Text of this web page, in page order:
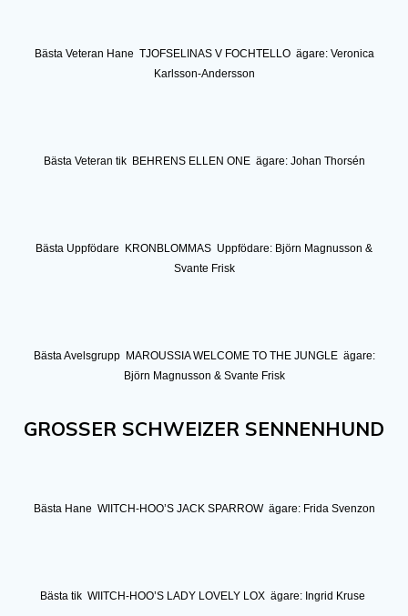
Bästa Veteran Hane TJOFSELINAS V FOCHTELLO ägare: Veronica
Karlsson-Andersson
Bästa Veteran tik BEHRENS ELLEN ONE ägare: Johan Thorsén
Bästa Uppfödare KRONBLOMMAS Uppfödare: Björn Magnusson &
Svante Frisk
Bästa Avelsgrupp MAROUSSIA WELCOME TO THE JUNGLE ägare:
Björn Magnusson & Svante Frisk
GROSSER SCHWEIZER SENNENHUND
Bästa Hane WIITCH-HOO’S JACK SPARROW ägare: Frida Svenzon
Bästa tik WIITCH-HOO’S LADY LOVELY LOX ägare: Ingrid Kruse